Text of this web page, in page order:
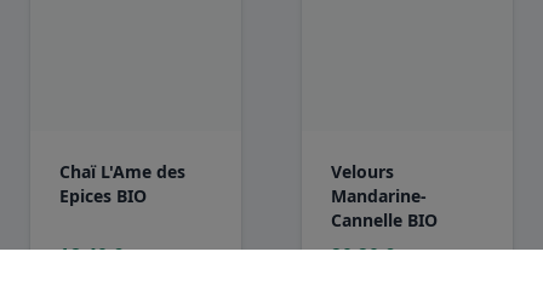
Chaï L'Ame des
Epices BIO
18,40 €
Velours
Mandarine-
Cannelle BIO
20,30 €